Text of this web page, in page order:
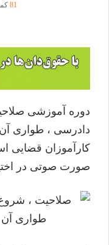
دوره آموزشی
دادرسی ، طواری
کارآموزان قضایی
صورت صوتی در